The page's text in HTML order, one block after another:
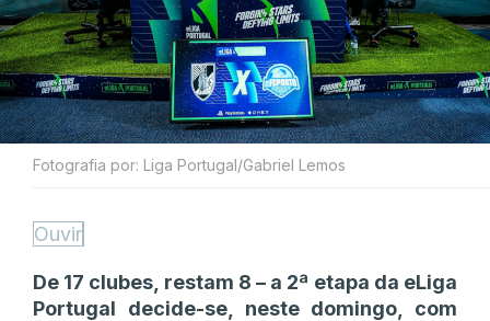
Fotografia por: Liga Portugal/Gabriel Lemos
Ouvir
De 17 clubes, restam 8 – a 2ª etapa da eLiga
Portugal decide-se, neste domingo, com